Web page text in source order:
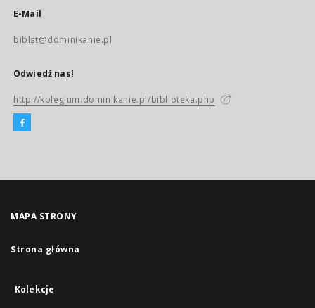
E-Mail
biblst@dominikanie.pl
Odwiedź nas!
http://kolegium.dominikanie.pl/biblioteka.php
MAPA STRONY
Strona główna
Kolekcje